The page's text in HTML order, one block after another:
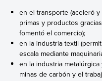
en el transporte (aceleró
primas y productos
fomentó el comercio);
en la industria textil
escala mediante
en la industria
minas de carbón y el